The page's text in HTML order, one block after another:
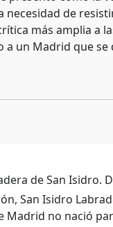
de
más amplia a
un Madrid que
de San Isidro.
San Isidro
Madrid no nació